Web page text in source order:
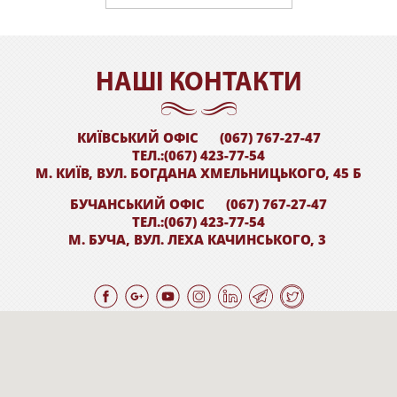
НАШI КОНТАКТИ
КИЇВСЬКИЙ ОФІС
(067) 767-27-47
ТЕЛ.:(067) 423-77-54
М. КИЇВ, ВУЛ. БОГДАНА ХМЕЛЬНИЦЬКОГО, 45 Б
БУЧАНСЬКИЙ ОФІС
(067) 767-27-47
ТЕЛ.:(067) 423-77-54
М. БУЧА, ВУЛ. ЛЕХА КАЧИНСЬКОГО, 3